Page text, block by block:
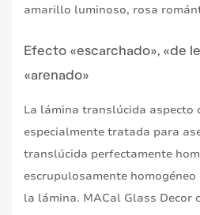
amarillo luminoso, rosa
Efecto «escarchado», «de
«arenado»
La lámina translúcida aspecto
especialmente tratada para
translúcida perfectamente
escrupulosamente
la lámina. MACal Glass Decor